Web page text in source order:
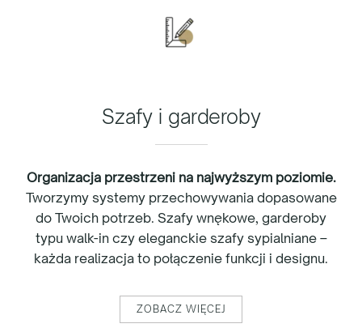
Szafy i garderoby
Organizacja przestrzeni na najwyższym poziomie.
Tworzymy systemy przechowywania dopasowane
do Twoich potrzeb. Szafy wnękowe, garderoby
typu walk-in czy eleganckie szafy sypialniane –
każda realizacja to połączenie funkcji i designu.
ZOBACZ WIĘCEJ